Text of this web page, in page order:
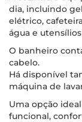
dia, incluindo
elétrico,
água e
O banheiro
cabelo.
Há disponível
máquina de
Uma opção
funcional,